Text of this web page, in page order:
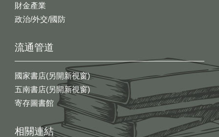
財金產業
政治/外交/國防
流通管道
國家書店(另開新視窗)
五南書店(另開新視窗)
寄存圖書館
相關連結